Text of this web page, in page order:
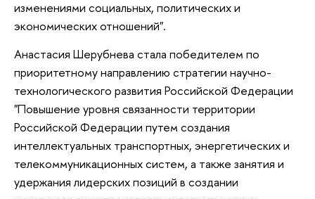
изменениями социальных, политических и
экономических отношений".
Анастасия Шерубнева стала победителем по
приоритетному направлению стратегии научно-
технологического развития Российской Федерации
"Повышение уровня связанности территории
Российской Федерации путем создания
интеллектуальных транспортных, энергетических и
телекоммуникационных систем, а также занятия и
удержания лидерских позиций в создании